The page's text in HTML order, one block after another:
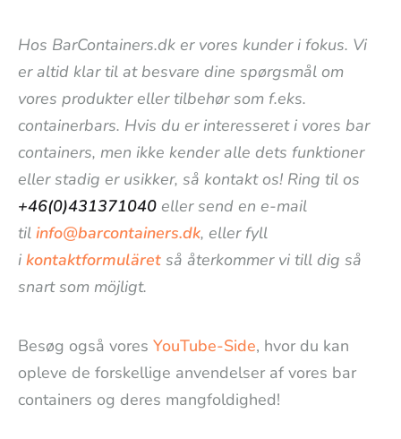
Hos BarContainers.dk er vores kunder i fokus. Vi
er altid klar til at besvare dine spørgsmål om
vores produkter eller tilbehør som f.eks.
containerbars. Hvis du er interesseret i vores bar
containers, men ikke kender alle dets funktioner
eller stadig er usikker, så kontakt os! Ring til os
+46(0)431371040 eller send en e-mail
til info@barcontainers.dk, eller fyll
i kontaktformuläret så återkommer vi till dig så
snart som möjligt.
Besøg også vores YouTube-Side, hvor du kan
opleve de forskellige anvendelser af vores bar
containers og deres mangfoldighed!